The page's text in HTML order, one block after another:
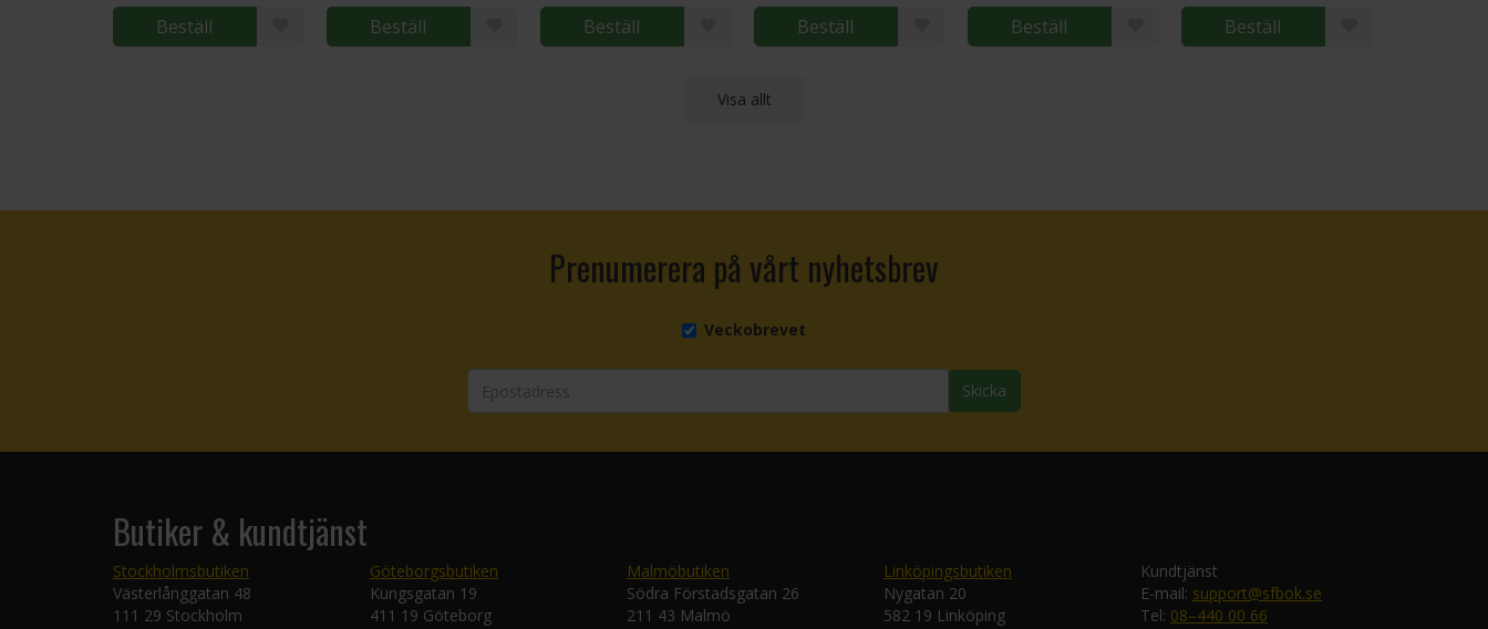
Beställ Beställ Beställ Beställ Beställ Beställ
Visa allt
Prenumerera på vårt nyhetsbrev
Veckobrevet
Skicka
Butiker & kundtjänst
Stockholmsbutiken
Västerlånggatan 48
111 29 Stockholm
Göteborgsbutiken
Kungsgatan 19
411 19 Göteborg
Malmöbutiken
Södra Förstadsgatan 26
211 43 Malmö
Linköpingsbutiken
Nygatan 20
582 19 Linköping
Kundtjänst
E-mail: support@sfbok.se
Tel: 08–440 00 66